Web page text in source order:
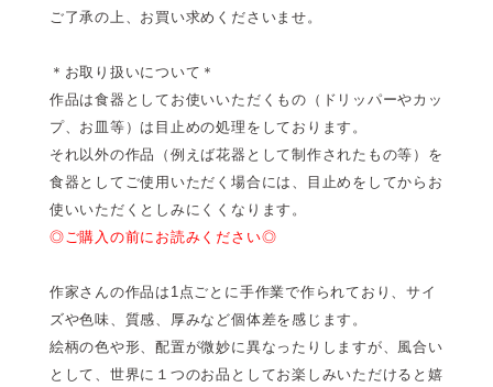
ご了承の上、お買い求めくださいませ。
＊お取り扱いについて＊
作品は食器としてお使いいただくもの（ドリッパーやカッ
プ、お皿等）は目止めの処理をしております。
それ以外の作品（例えば花器として制作されたもの等）を
食器としてご使用いただく場合には、目止めをしてからお
使いいただくとしみにくくなります。
◎ご購入の前にお読みください◎
作家さんの作品は1点ごとに手作業で作られており、サイ
ズや色味、質感、厚みなど個体差を感じます。
絵柄の色や形、配置が微妙に異なったりしますが、風合い
として、世界に１つのお品としてお楽しみいただけると嬉